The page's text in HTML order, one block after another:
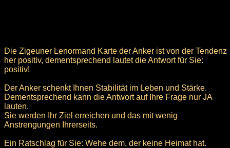
Die Zigeuner Lenormand Karte der Anker ist von der Tendenz
her positiv, dementsprechend lautet die Antwort für Sie:
positiv!
Der Anker schenkt Ihnen Stabilität im Leben und Stärke.
Dementsprechend kann die Antwort auf Ihre Frage nur JA
lauten.
Sie werden Ihr Ziel erreichen und das mit wenig
Anstrengungen Ihrerseits.
Ein Ratschlag für Sie: Wehe dem, der keine Heimat hat.